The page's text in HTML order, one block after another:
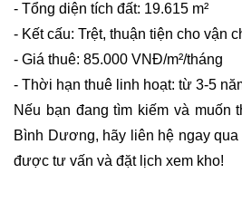
- Tổng diện tích đất: 19.615 m²
- Kết cấu: Trệt, thuận tiện cho vận
- Giá thuê: 85.000 VNĐ/m²/tháng
- Thời hạn thuê linh hoạt: từ 3-5
Nếu bạn đang tìm kiếm và muốn
Bình Dương, hãy liên hệ ngay qua
được tư vấn và đặt lịch xem kho!